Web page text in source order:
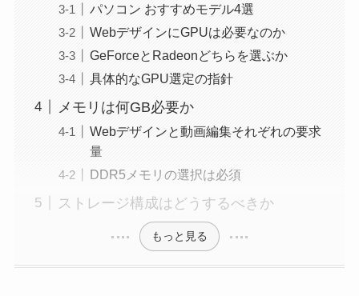
パソコン おすすめモデル4選
WebデザインにGPUは必要なのか
GeForceとRadeonどちらを選ぶか
具体的なGPU選定の指針
メモリは何GB必要か
Webデザインと動画編集それぞれの要求
量
DDR5メモリの選択は必須
ストレージ構成はどうするべきか
もっと見る